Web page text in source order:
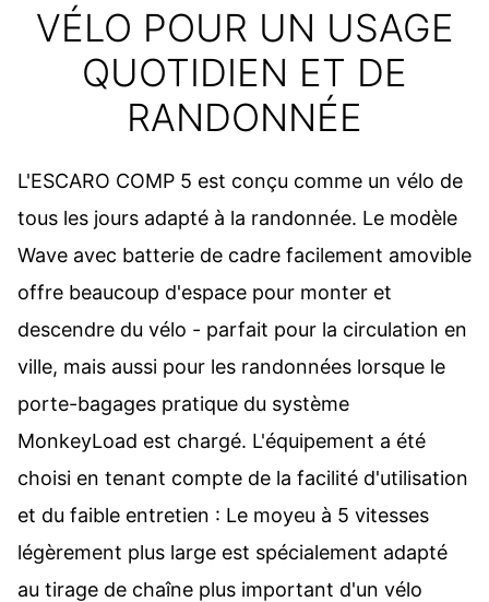
VÉLO POUR UN USAGE
QUOTIDIEN ET DE
RANDONNÉE
L'ESCARO COMP 5 est conçu comme un vélo de
tous les jours adapté à la randonnée. Le modèle
Wave avec batterie de cadre facilement amovible
offre beaucoup d'espace pour monter et
descendre du vélo - parfait pour la circulation en
ville, mais aussi pour les randonnées lorsque le
porte-bagages pratique du système
MonkeyLoad est chargé. L'équipement a été
choisi en tenant compte de la facilité d'utilisation
et du faible entretien : Le moyeu à 5 vitesses
légèrement plus large est spécialement adapté
au tirage de chaîne plus important d'un vélo